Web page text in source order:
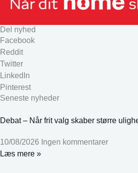
Del nyhed
Facebook
Reddit
Twitter
LinkedIn
Pinterest
Seneste nyheder
Debat – Når frit valg skaber større
10/08/2026 Ingen kommentarer
Læs mere »